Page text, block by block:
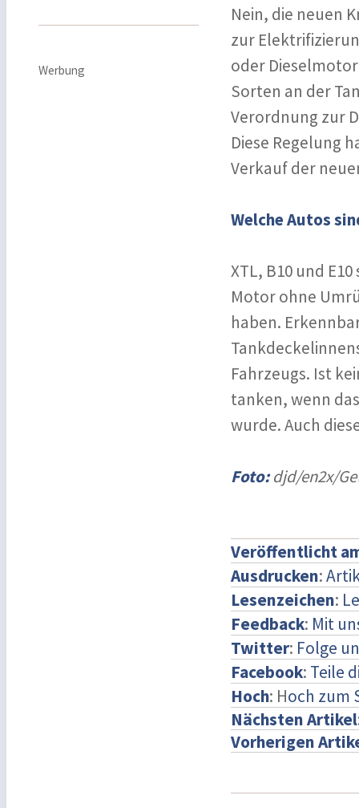
Werbung
Nein, die neuen
zur
oder
Sorten an der
Verordnung zur
Diese Regelung
Verkauf der
Welche Autos
XTL, B10 und
Motor ohne
haben.
Fahrzeugs. Ist
tanken, wenn
wurde. Auch
Foto:djd/en2x/
Veröffentlicht
Ausdrucken:
Lesenzeichen:
Feedback: Mit
Twitter: Folge
Facebook: Teile
Hoch: Hoch zum
Nächsten Artikel
Vorherigen